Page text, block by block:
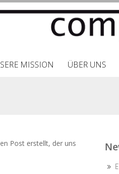
MISSION ÜBER UNS
Post erstellt, der uns